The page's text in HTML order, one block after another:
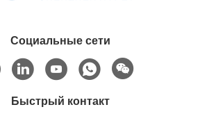
Социальные сети
Быстрый контакт